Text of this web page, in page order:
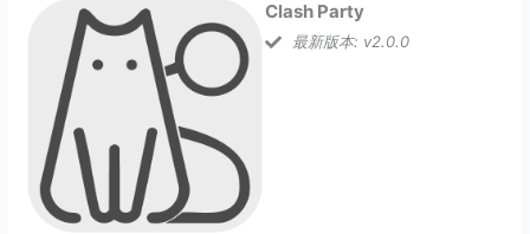
Clash Party
最新版本: v2.0.0